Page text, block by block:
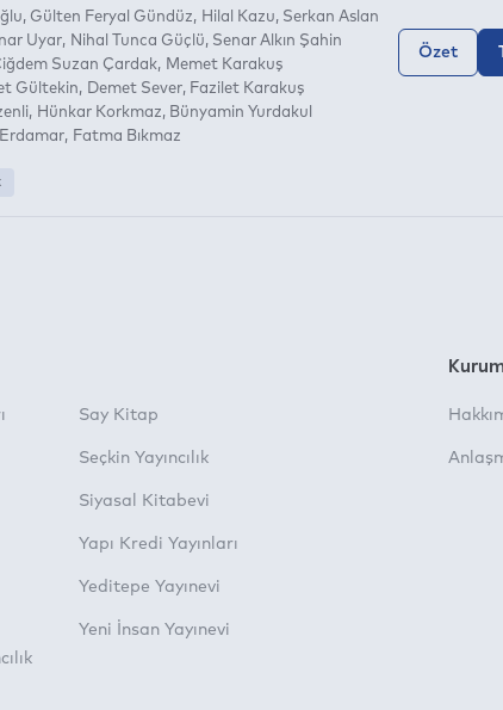
Gülten Feryal Gündüz Hilal Kazu
Serkan Aslan
Uyar Nihal Tunca Güçlü
Senar Alkın Şahin
Suzan Çardak
Memet Karakuş
Gültekin Demet Sever
Fazilet Karakuş
Hünkar Korkmaz
Bünyamin Yurdakul
Fatma Bıkmaz
Özet
Say Kitap
Seçkin Yayıncılık
Siyasal Kitabevi
Yapı Kredi Yayınları
Yeditepe Yayınevi
Yeni İnsan Yayınevi